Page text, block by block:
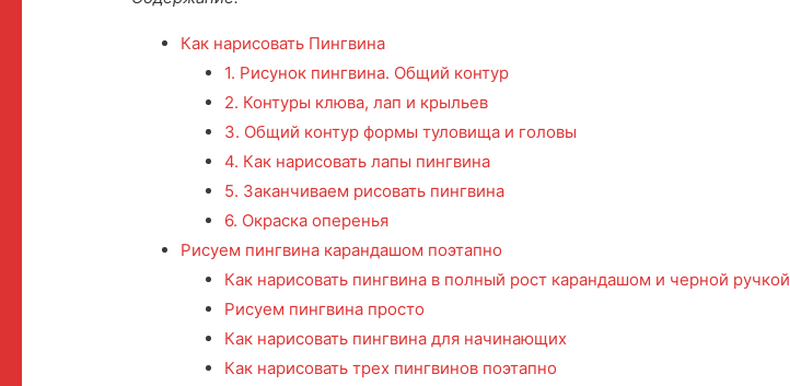
Как нарисовать Пингвина
1. Рисунок пингвина. Общий контур
2. Контуры клюва, лап и крыльев
3. Общий контур формы туловища и головы
4. Как нарисовать лапы пингвина
5. Заканчиваем рисовать пингвина
6. Окраска оперенья
Рисуем пингвина карандашом поэтапно
Как нарисовать пингвина в полный рост карандашом и черной ручкой
Рисуем пингвина просто
Как нарисовать пингвина для начинающих
Как нарисовать трех пингвинов поэтапно